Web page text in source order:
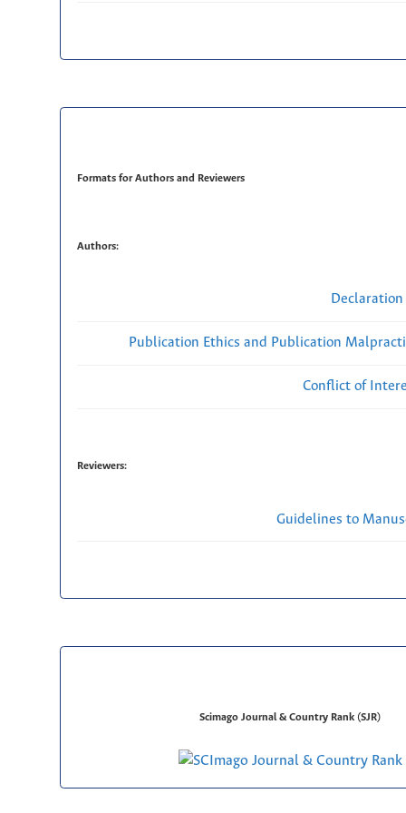
Formats for Authors and Reviewers
Authors:
Publication Ethics and Publication
Conflict of
Reviewers:
Guidelines to
Scimago Journal & Country Rank (SJR)